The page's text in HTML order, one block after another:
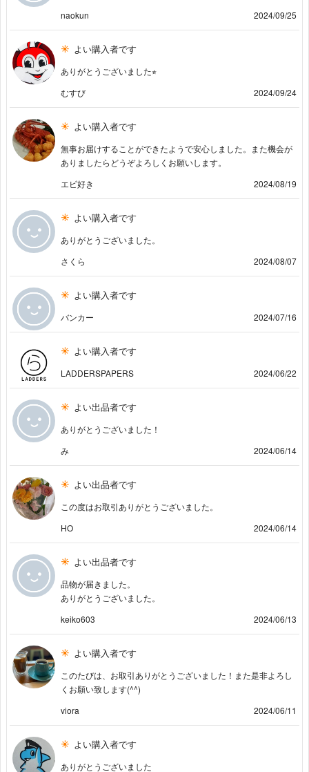
naokun
2024/09/25
よい購入者です
ありがとうございました⭐︎
むすび
2024/09/24
よい購入者です
無事お届けすることができたようで安心しました。また機会が
ありましたらどうぞよろしくお願いします。
エビ好き
2024/08/19
よい購入者です
ありがとうございました。
さくら
2024/08/07
よい購入者です
バンカー 2024/07/16
よい購入者です
LADDERSPAPERS 2024/06/22
よい出品者です
ありがとうございました！
み
2024/06/14
よい出品者です
この度はお取引ありがとうございました。
HO
2024/06/14
よい出品者です
品物が届きました。
ありがとうございました。
keiko603
2024/06/13
よい購入者です
このたびは、お取引ありがとうございました！また是非よろし
くお願い致します(^^)
viora
2024/06/11
よい購入者です
ありがとうございました